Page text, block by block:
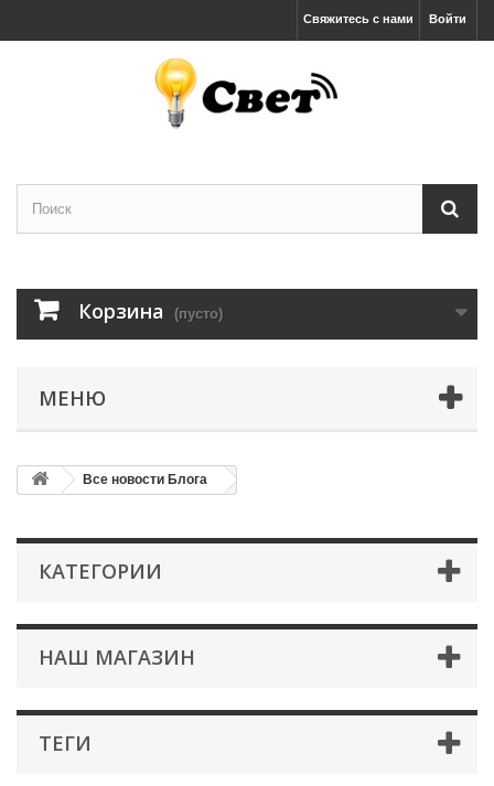
Войти
Свяжитесь с нами
Корзина (пусто)
МЕНЮ
Все новости Блога
КАТЕГОРИИ
НАШ МАГАЗИН
ТЕГИ